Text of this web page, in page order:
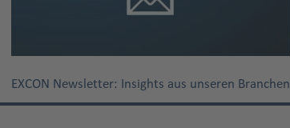
EXCON Newsletter: Insights aus unseren Branchen